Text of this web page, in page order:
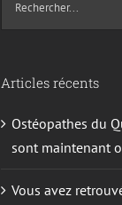
:
Articles récents
Ostéopathes du
sont maintenant
Vous avez